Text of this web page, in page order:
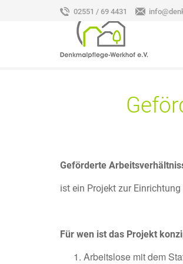
02551 / 69 4431
Geförderte
ist ein Projekt zur
Für wen ist das Projekt
Arbeitslose mit dem